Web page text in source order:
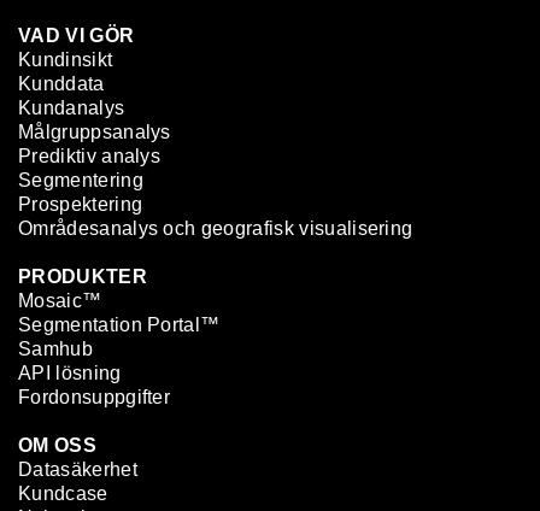
VAD VI GÖR
Kundinsikt
Kunddata
Kundanalys
Målgruppsanalys
Prediktiv analys
Segmentering
Prospektering
Områdesanalys och geografisk visualisering
PRODUKTER
Mosaic™
Segmentation Portal™
Samhub
API lösning
Fordonsuppgifter
OM OSS
Datasäkerhet
Kundcase